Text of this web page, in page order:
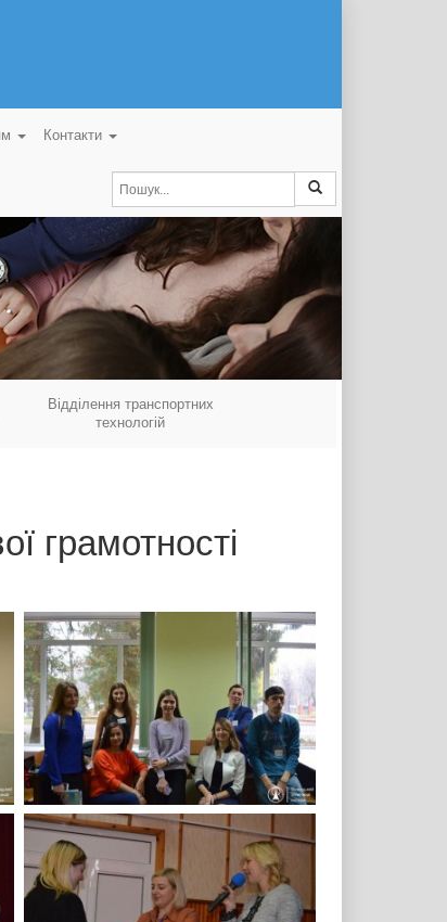
Контакти
Відділення транспортних
технологій
грамотності